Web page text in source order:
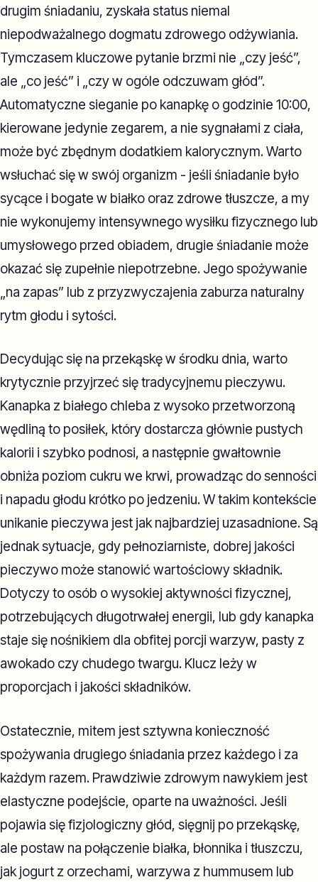
drugim śniadaniu, zyskała status niemal
niepodważalnego dogmatu zdrowego odżywiania.
Tymczasem kluczowe pytanie brzmi nie „czy jeść”,
ale „co jeść” i „czy w ogóle odczuwam głód”.
Automatyczne sieganie po kanapkę o godzinie 10:00,
kierowane jedynie zegarem, a nie sygnałami z ciała,
może być zbędnym dodatkiem kalorycznym. Warto
wsłuchać się w swój organizm - jeśli śniadanie było
sycące i bogate w białko oraz zdrowe tłuszcze, a my
nie wykonujemy intensywnego wysiłku fizycznego lub
umysłowego przed obiadem, drugie śniadanie może
okazać się zupełnie niepotrzebne. Jego spożywanie
„na zapas” lub z przyzwyczajenia zaburza naturalny
rytm głodu i sytości.
Decydując się na przekąskę w środku dnia, warto
krytycznie przyjrzeć się tradycyjnemu pieczywu.
Kanapka z białego chleba z wysoko przetworzoną
wędliną to posiłek, który dostarcza głównie pustych
kalorii i szybko podnosi, a następnie gwałtownie
obniża poziom cukru we krwi, prowadząc do senności
i napadu głodu krótko po jedzeniu. W takim kontekście
unikanie pieczywa jest jak najbardziej uzasadnione. Są
jednak sytuacje, gdy pełnoziarniste, dobrej jakości
pieczywo może stanowić wartościowy składnik.
Dotyczy to osób o wysokiej aktywności fizycznej,
potrzebujących długotrwałej energii, lub gdy kanapka
staje się nośnikiem dla obfitej porcji warzyw, pasty z
awokado czy chudego twargu. Klucz leży w
proporcjach i jakości składników.
Ostatecznie, mitem jest sztywna konieczność
spożywania drugiego śniadania przez każdego i za
każdym razem. Prawdziwie zdrowym nawykiem jest
elastyczne podejście, oparte na uważności. Jeśli
pojawia się fizjologiczny głód, sięgnij po przekąskę,
ale postaw na połączenie białka, błonnika i tłuszczu,
jak jogurt z orzechami, warzywa z hummusem lub